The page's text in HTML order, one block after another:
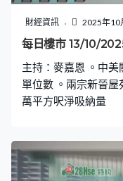
財經資訊 2025年10
每日樓市 13/10/
主持：麥嘉恩 。中
單位數 。兩宗新晉
萬平方呎淨吸納量